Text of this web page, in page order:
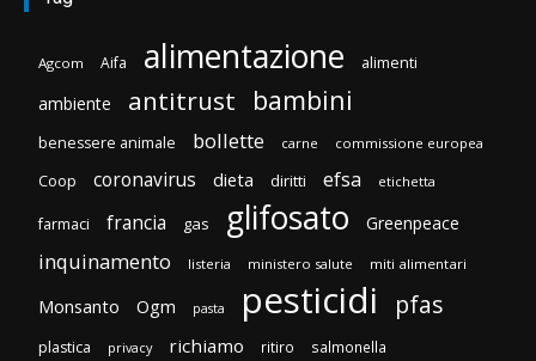
Agcom Aifa alimentazione alimenti
ambiente antitrust bambini
benessere animale bollette carne commissione europea
Coop coronavirus dieta diritti efsa etichetta
farmaci francia gas glifosato Greenpeace
inquinamento listeria ministero salute miti alimentari
Monsanto Ogm pasta pesticidi pfas
plastica privacy richiamo ritiro salmonella